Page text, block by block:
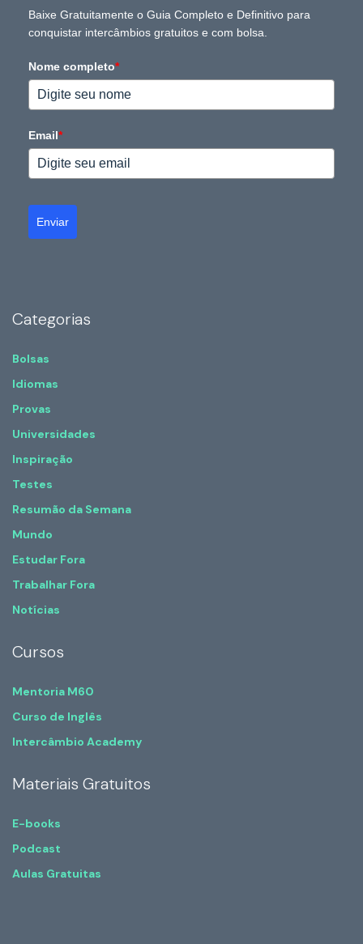
Baixe Gratuitamente o Guia Completo e Definitivo para
conquistar intercâmbios gratuitos e com bolsa.
Nome completo*
Email*
Enviar
Categorias
Bolsas
Idiomas
Provas
Universidades
Inspiração
Testes
Resumão da Semana
Mundo
Estudar Fora
Trabalhar Fora
Notícias
Cursos
Mentoria M60
Curso de Inglês
Intercâmbio Academy
Materiais Gratuitos
E-books
Podcast
Aulas Gratuitas